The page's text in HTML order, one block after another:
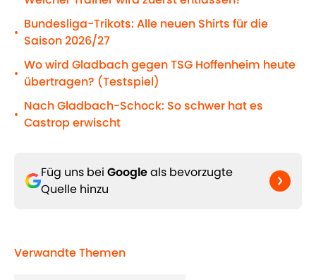
•
Bundesliga-Trikots: Alle neuen Shirts für die
Saison 2026/27
•
Wo wird Gladbach gegen TSG Hoffenheim heute
übertragen? (Testspiel)
•
Nach Gladbach-Schock: So schwer hat es
Castrop erwischt
Füg uns bei Googleals bevorzugte
Quelle hinzu
Verwandte Themen